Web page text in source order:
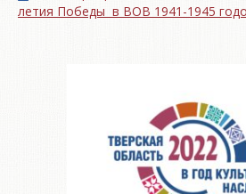
летия Победы в ВОВ 1941-1945